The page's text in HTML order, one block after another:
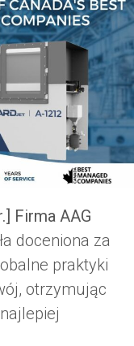
Firma AAG
doceniona za
praktyki
otrzymując